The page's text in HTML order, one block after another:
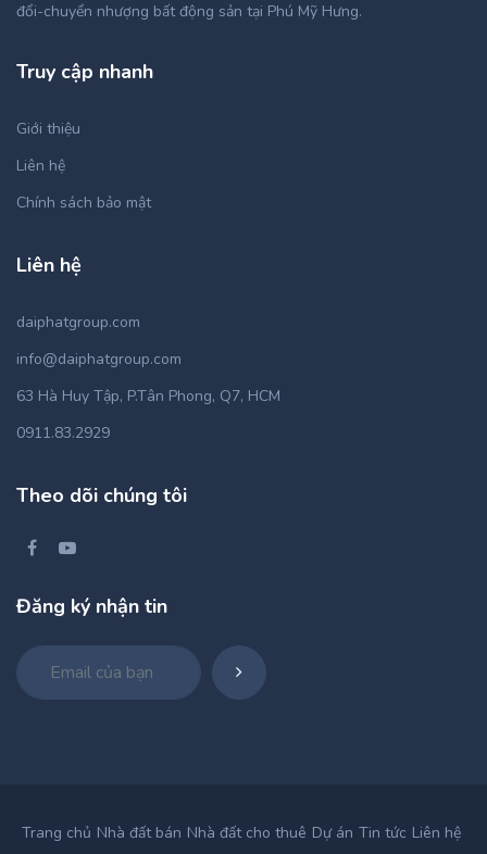
đổi-chuyển nhượng bất động sản tại Phú Mỹ Hưng.
Truy cập nhanh
Giới thiệu
Liên hệ
Chính sách bảo mật
Liên hệ
daiphatgroup.com
info@daiphatgroup.com
63 Hà Huy Tập, P.Tân Phong, Q7, HCM
0911.83.2929
Theo dõi chúng tôi
Đăng ký nhận tin
Trang chủ Nhà đất bán Nhà đất cho thuê Dự án Tin tức Liên hệ